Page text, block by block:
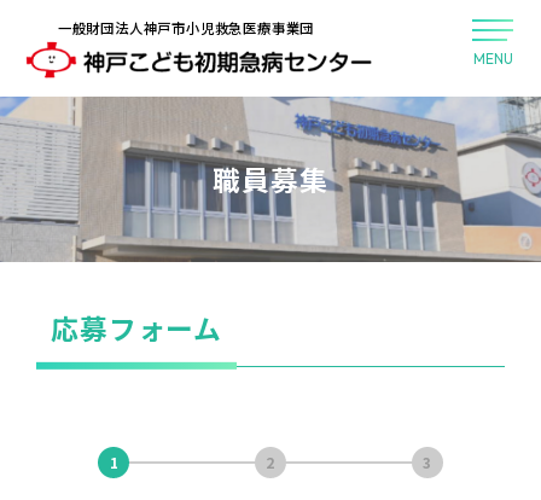
一般財団法人神戸市小児救急医療事業団
職員募集
応募フォーム